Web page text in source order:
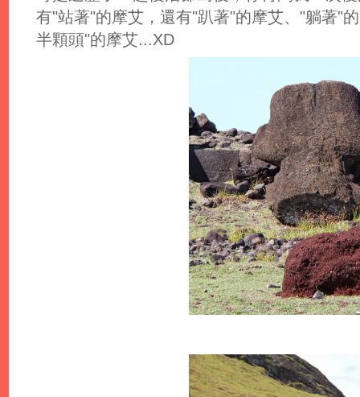
有"站著"的摩艾，還有"趴著"的摩艾、"躺著"
半顆頭"的摩艾...XD